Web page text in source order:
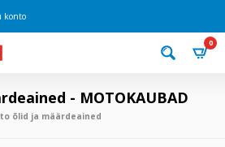
konto
0
- MOTOKAUBAD
õlid ja määrdeained